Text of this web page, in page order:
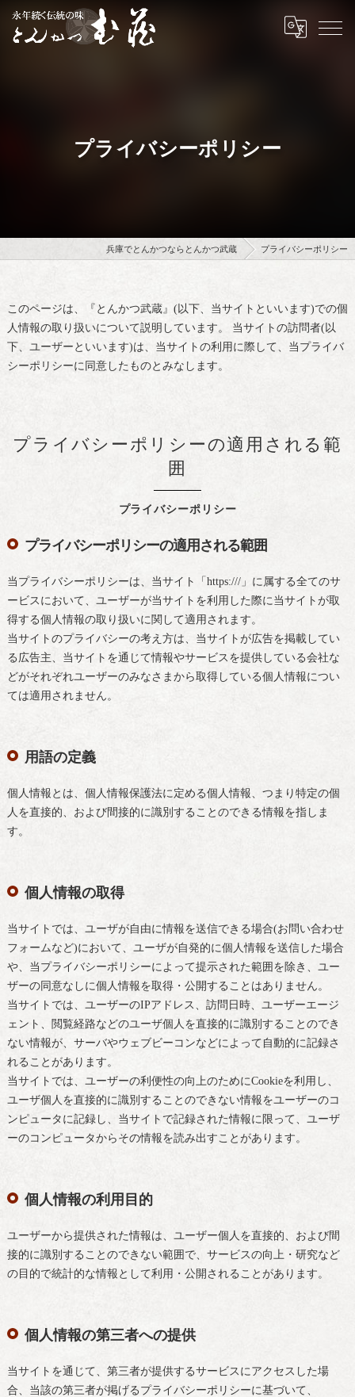
プライバシーポリシー
兵庫でとんかつならとんかつ武蔵 プライバシーポリシー
このページは、『とんかつ武蔵』(以下、当サイトといいます)での個
人情報の取り扱いについて説明しています。 当サイトの訪問者(以
下、ユーザーといいます)は、当サイトの利用に際して、当プライバ
シーポリシーに同意したものとみなします。
プライバシーポリシー
プライバシーポリシーの適用される範
囲
プライバシーポリシーの適用される範囲
当プライバシーポリシーは、当サイト「https:///」に属する全てのサ
ービスにおいて、ユーザーが当サイトを利用した際に当サイトが取
得する個人情報の取り扱いに関して適用されます。
当サイトのプライバシーの考え方は、当サイトが広告を掲載してい
る広告主、当サイトを通じて情報やサービスを提供している会社な
どがそれぞれユーザーのみなさまから取得している個人情報につい
ては適用されません。
用語の定義
個人情報とは、個人情報保護法に定める個人情報、つまり特定の個
人を直接的、および間接的に識別することのできる情報を指しま
す。
個人情報の取得
当サイトでは、ユーザが自由に情報を送信できる場合(お問い合わせ
フォームなど)において、ユーザが自発的に個人情報を送信した場合
や、当プライバシーポリシーによって提示された範囲を除き、ユー
ザーの同意なしに個人情報を取得・公開することはありません。
当サイトでは、ユーザーのIPアドレス、訪問日時、ユーザーエージ
ェント、閲覧経路などのユーザ個人を直接的に識別することのでき
ない情報が、サーバやウェブビーコンなどによって自動的に記録さ
れることがあります。
当サイトでは、ユーザーの利便性の向上のためにCookieを利用し、
ユーザ個人を直接的に識別することのできない情報をユーザーのコ
ンピュータに記録し、当サイトで記録された情報に限って、ユーザ
ーのコンピュータからその情報を読み出すことがあります。
個人情報の利用目的
ユーザーから提供された情報は、ユーザー個人を直接的、および間
接的に識別することのできない範囲で、サービスの向上・研究など
の目的で統計的な情報として利用・公開されることがあります。
個人情報の第三者への提供
当サイトを通じて、第三者が提供するサービスにアクセスした場
合、当該の第三者が掲げるプライバシーポリシーに基づいて、